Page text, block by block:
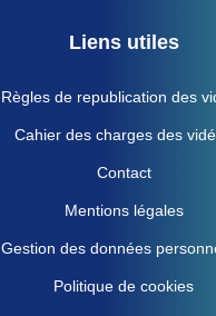
Liens utiles
Règles de republication des
Cahier des charges des
Contact
Mentions légales
Gestion des données
Politique de cookies